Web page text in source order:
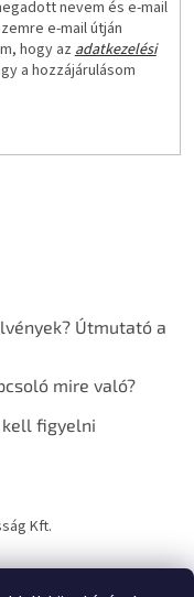
nevem és e-mail
e-mail útján
hogy azadatkezelési
a hozzájárulásom
Útmutató a
mire való?
kell figyelni
Kft.